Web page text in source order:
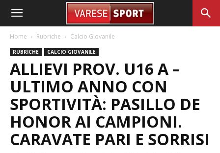
Home Rubriche Calcio Giovanile
RUBRICHE CALCIO GIOVANILE
ALLIEVI PROV. U16 A –
ULTIMO ANNO CON
SPORTIVITÀ: PASILLO DE
HONOR AI CAMPIONI.
CARAVATE PARI E SORRISI